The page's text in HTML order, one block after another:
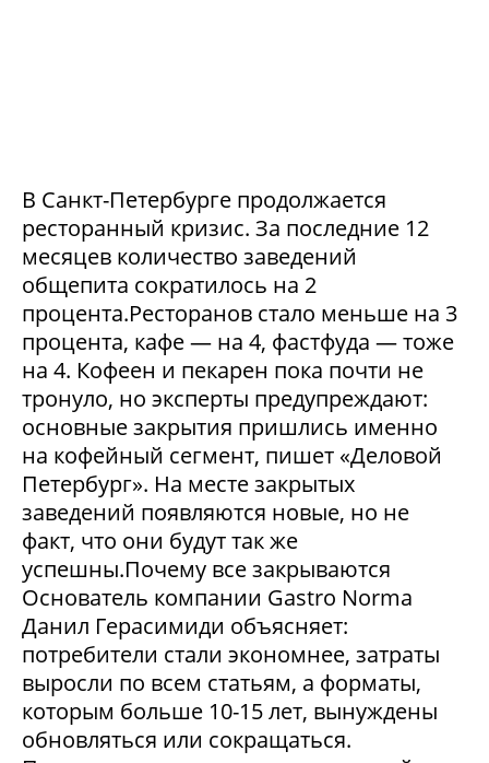
В Санкт-Петербурге продолжается
ресторанный кризис. За последние 12
месяцев количество заведений
общепита сократилось на 2
процента.Ресторанов стало меньше на 3
процента, кафе — на 4, фастфуда — тоже
на 4. Кофеен и пекарен пока почти не
тронуло, но эксперты предупреждают:
основные закрытия пришлись именно
на кофейный сегмент, пишет «Деловой
Петербург». На месте закрытых
заведений появляются новые, но не
факт, что они будут так же
успешны.Почему все закрываются
Основатель компании Gastro Norma
Данил Герасимиди объясняет:
потребители стали экономнее, затраты
выросли по всем статьям, а форматы,
которым больше 10-15 лет, вынуждены
обновляться или сокращаться.